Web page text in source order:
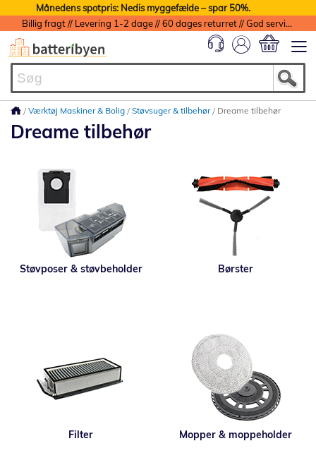
Månedens spotpris: Nedis myggefælde – spar 50%.
Billig fragt // Levering 1-2 dage // 60 dages returret // God service med garanti
Værktøj Maskiner & Bolig Støvsuger & tilbehør Dreame tilbehør
Dreame tilbehør
Støvposer & støvbeholder Børster
Filter Mopper & moppeholder